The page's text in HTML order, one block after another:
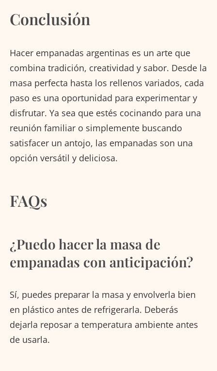
Conclusión
Hacer empanadas argentinas es un arte que
combina tradición, creatividad y sabor. Desde la
masa perfecta hasta los rellenos variados, cada
paso es una oportunidad para experimentar y
disfrutar. Ya sea que estés cocinando para una
reunión familiar o simplemente buscando
satisfacer un antojo, las empanadas son una
opción versátil y deliciosa.
FAQs
¿Puedo hacer la masa de
empanadas con anticipación?
Sí, puedes preparar la masa y envolverla bien
en plástico antes de refrigerarla. Deberás
dejarla reposar a temperatura ambiente antes
de usarla.